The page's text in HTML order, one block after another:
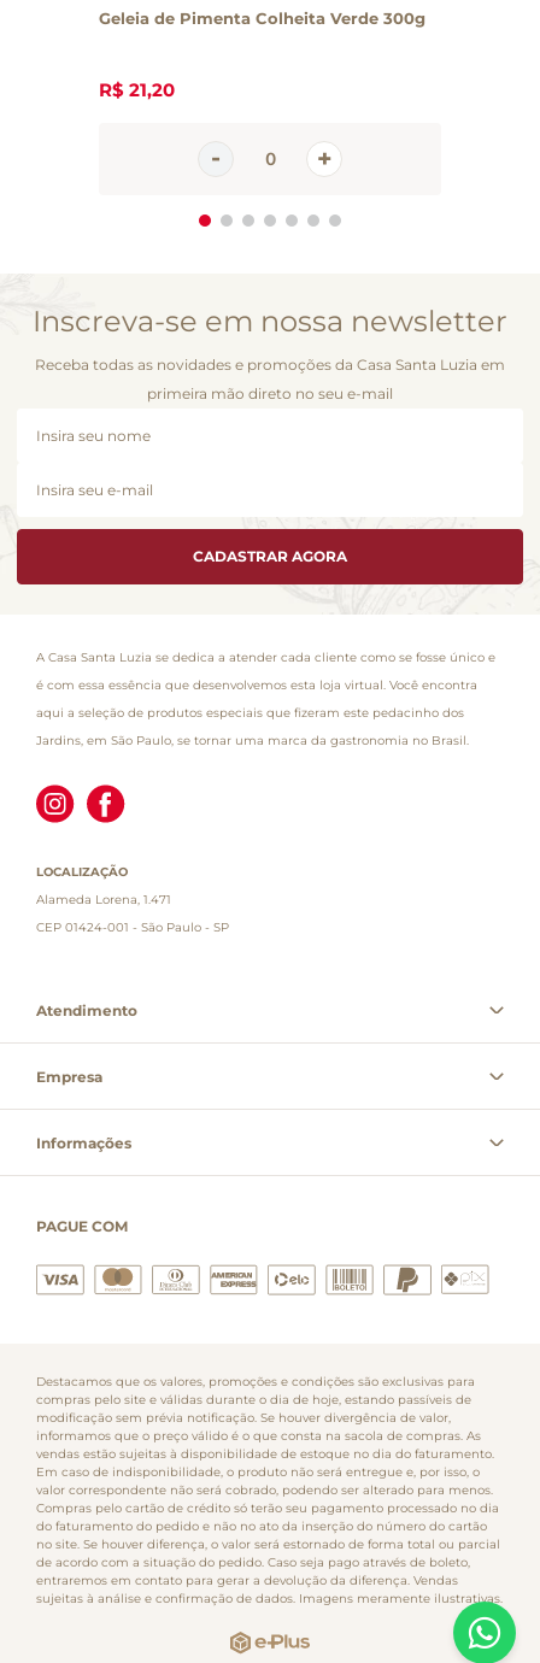
Geleia de Pimenta Colheita Verde 300g
R$ 21,20
Inscreva-se em nossa newsletter
Receba todas as novidades e promoções da Casa Santa Luzia em
primeira mão direto no seu e-mail
CADASTRAR AGORA
A Casa Santa Luzia se dedica a atender cada cliente como se fosse único e
é com essa essência que desenvolvemos esta loja virtual. Você encontra
aqui a seleção de produtos especiais que fizeram este pedacinho dos
Jardins, em São Paulo, se tornar uma marca da gastronomia no Brasil.
LOCALIZAÇÃO
Alameda Lorena, 1.471
CEP 01424-001 - São Paulo - SP
Atendimento
Empresa
Informações
PAGUE COM
Destacamos que os valores, promoções e condições são exclusivas para
compras pelo site e válidas durante o dia de hoje, estando passíveis de
modificação sem prévia notificação. Se houver divergência de valor,
informamos que o preço válido é o que consta na sacola de compras. As
vendas estão sujeitas à disponibilidade de estoque no dia do faturamento.
Em caso de indisponibilidade, o produto não será entregue e, por isso, o
valor correspondente não será cobrado, podendo ser alterado para menos.
Compras pelo cartão de crédito só terão seu pagamento processado no dia
do faturamento do pedido e não no ato da inserção do número do cartão
no site. Se houver diferença, o valor será estornado de forma total ou parcial
de acordo com a situação do pedido. Caso seja pago através de boleto,
entraremos em contato para gerar a devolução da diferença. Vendas
sujeitas à análise e confirmação de dados. Imagens meramente ilustrativas.